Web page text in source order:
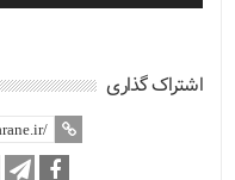
اشتراک گذاری